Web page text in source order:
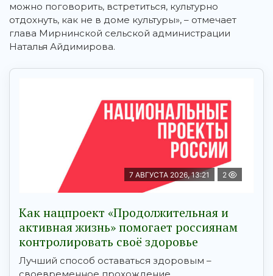
можно поговорить, встретиться, культурно
отдохнуть, как не в доме культуры», – отмечает
глава Мирнинской сельской администрации
Наталья Айдимирова.
7 АВГУСТА 2026, 13:21 2
Как нацпроект «Продолжительная и
активная жизнь» помогает россиянам
контролировать своё здоровье
Лучший способ оставаться здоровым –